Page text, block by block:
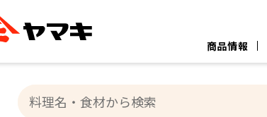
商品情報
ヤマキ
ヤマキ
おいしいレシピTOP